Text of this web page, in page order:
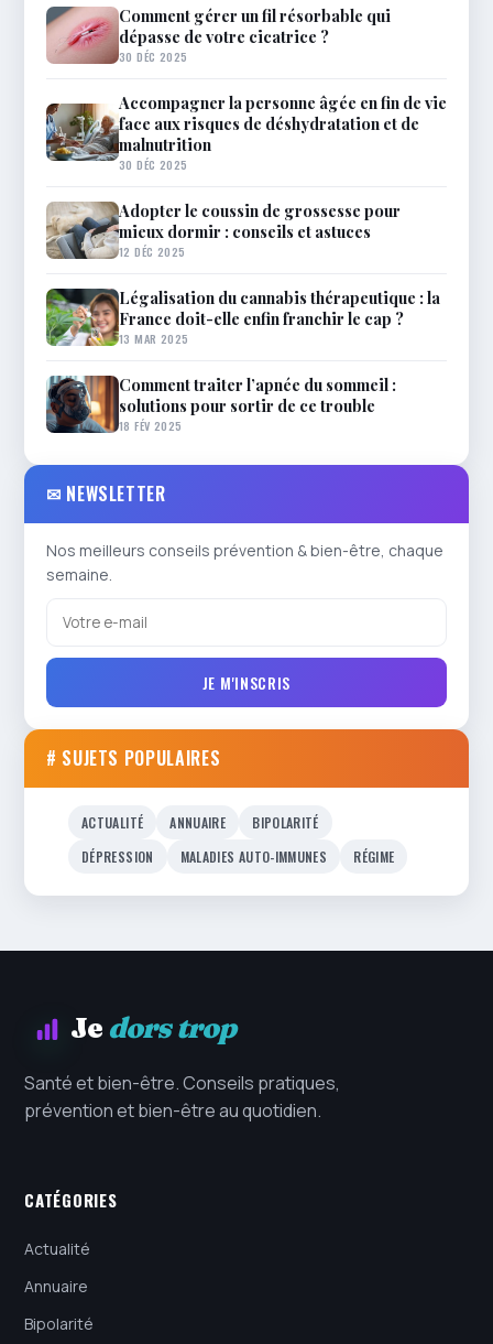
Comment gérer un fil résorbable qui
dépasse de votre cicatrice ?
30 DÉC 2025
Accompagner la personne âgée en fin de vie
face aux risques de déshydratation et de
malnutrition
30 DÉC 2025
Adopter le coussin de grossesse pour
mieux dormir : conseils et astuces
12 DÉC 2025
Légalisation du cannabis thérapeutique : la
France doit-elle enfin franchir le cap ?
13 MAR 2025
Comment traiter l’apnée du sommeil :
solutions pour sortir de ce trouble
18 FÉV 2025
✉ NEWSLETTER
Nos meilleurs conseils prévention & bien-être, chaque
semaine.
JE M'INSCRIS
# SUJETS POPULAIRES
ACTUALITÉ ANNUAIRE
BIPOLARITÉ
DÉPRESSION
MALADIES AUTO-IMMUNES RÉGIME
Je dors trop
Santé et bien-être. Conseils pratiques,
prévention et bien-être au quotidien.
CATÉGORIES
Actualité
Annuaire
Bipolarité